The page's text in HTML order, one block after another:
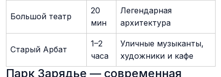
Большой театр
20
мин
Легендарная
архитектура
Старый Арбат
1–2
часа
Уличные музыканты,
художники и кафе
Парк Зарядье — современная